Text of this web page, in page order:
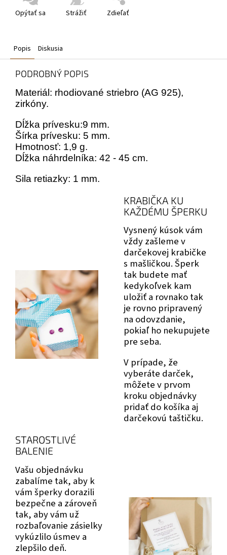
Opýtať sa Strážiť Zdieľať
Popis Diskusia
PODROBNÝ POPIS
Materiál: rhodiované striebro (AG 925),
zirkóny.
Dĺžka prívesku:9 mm.
Šírka prívesku: 5 mm.
Hmotnosť: 1,9 g.
Dĺžka náhrdelníka: 42 - 45 cm.
Sila retiazky: 1 mm.
KRABIČKA KU
KAŽDÉMU ŠPERKU
Vysnený kúsok vám
vždy zašleme v
darčekovej krabičke
s mašličkou. Šperk
tak budete mať
kedykoľvek kam
uložiť a rovnako tak
je rovno pripravený
na odovzdanie,
pokiaľ ho nekupujete
pre seba.
V prípade, že
vyberáte darček,
môžete v prvom
kroku objednávky
pridať do košíka aj
darčekovú taštičku.
STAROSTLIVÉ
BALENIE
Vašu objednávku
zabalíme tak, aby k
vám šperky dorazili
bezpečne a zároveň
tak, aby vám už
rozbaľovanie zásielky
vykúzlilo úsmev a
zlepšilo deň.